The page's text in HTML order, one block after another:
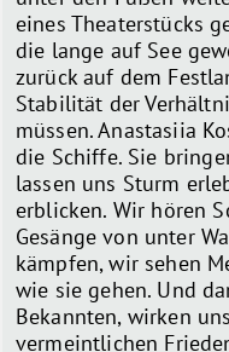
eines Theaterstücks
die lange auf See
zurück auf dem
Stabilität der
müssen. Anastasiia
die Schiffe. Sie
lassen uns Sturm
erblicken. Wir hören
Gesänge von unter
kämpfen, wir sehen
wie sie gehen. Und
Bekannten, wirken
vermeintlichen